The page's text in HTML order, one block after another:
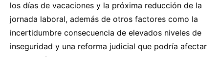
los días de vacaciones y la próxima reducción de la
jornada laboral, además de otros factores como la
incertidumbre consecuencia de elevados niveles de
inseguridad y una reforma judicial que podría afectar